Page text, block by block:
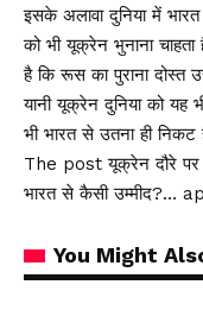
इसके अलावा दुनिया में
को भी यूक्रेन भुनाना
है कि रूस का पुराना दोस्त
यानी यूक्रेन दुनिया को
भी भारत से उतना ही
The post यूक्रेन दौरे पर
भारत से कैसी उम्मीद?…
You Might